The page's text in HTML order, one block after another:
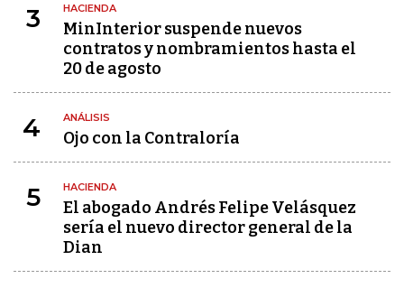
3 HACIENDA
MinInterior suspende nuevos
contratos y nombramientos hasta el
20 de agosto
4 ANÁLISIS
Ojo con la Contraloría
5 HACIENDA
El abogado Andrés Felipe Velásquez
sería el nuevo director general de la
Dian